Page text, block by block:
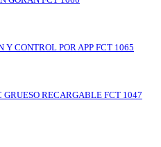
CONTROL POR APP FCT 1065
RECARGABLE FCT 1047